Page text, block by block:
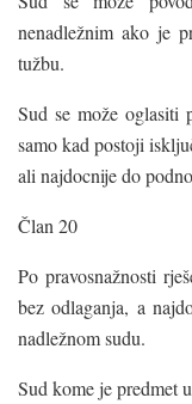
nenadležnim ako je
tužbu.
Sud se može oglasiti
samo kad postoji
ali najdocnije do
Član 20
Po pravosnažnosti
bez odlaganja, a
nadležnom sudu.
Sud kome je predmet